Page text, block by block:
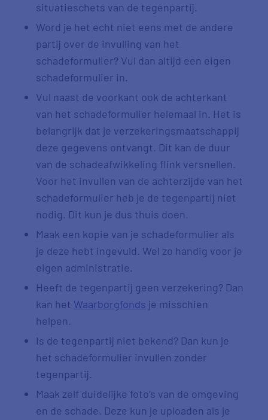
situatieschets van de tegenpartij.
Word je het echt niet eens met de andere
partij over de invulling van het
schadeformulier? Vul dan altijd een eigen
schadeformulier in.
Vul naast de voorkant ook de achterkant
van het schadeformulier helemaal in. Het is
belangrijk dat je verzekeringsmaatschappij
deze gegevens ontvangt. Dit kan de duur
van de schadeafwikkeling flink versnellen.
Voor het invullen van de achterzijde van het
schadeformulier heb je de tegenpartij niet
nodig. Dit kun je dus thuis doen.
Maak een kopie van je schadeformulier als
je deze hebt ingevuld. Wel zo handig voor je
eigen administratie.
Heeft de tegenpartij geen verzekering? Dan
kan het Waarborgfonds je misschien
helpen.
Is de tegenpartij niet bekend? Dan kun je
het schadeformulier invullen zonder
tegenpartij.
Maak zelf duidelijke foto’s van de omgeving
en de schade. Deze kun je uploaden als je